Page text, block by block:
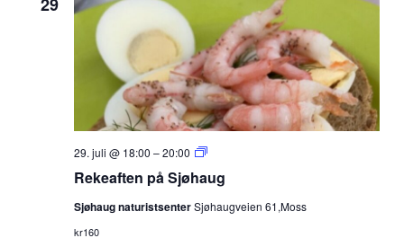
29
Rekeaften på Sjøhaug
29. juli @ 18:00 –20:00
Rekeaften
Sjøhaug
Sjøhaug naturistsenterSjøhaugveien 61,Moss
kr160